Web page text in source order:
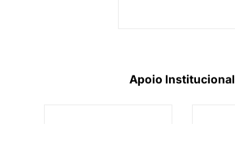
Apoio Institucional